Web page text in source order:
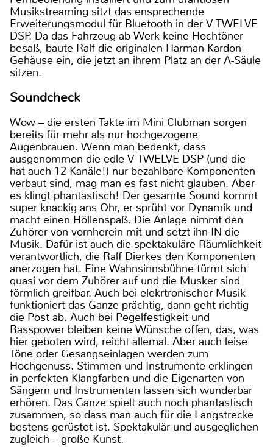
Musikstreaming sitzt das ensprechende
Erweiterungsmodul für Bluetooth in der V TWELVE
DSP. Da das Fahrzeug ab Werk keine Hochtöner
besaß, baute Ralf die originalen Harman-Kardon-
Gehäuse ein, die jetzt an ihrem Platz an der A-Säule
sitzen.
Soundcheck
Wow – die ersten Takte im Mini Clubman sorgen
bereits für mehr als nur hochgezogene
Augenbrauen. Wenn man bedenkt, dass
ausgenommen die edle V TWELVE DSP (und die
hat auch 12 Kanäle!) nur bezahlbare Komponenten
verbaut sind, mag man es fast nicht glauben. Aber
es klingt phantastisch! Der gesamte Sound kommt
super knackig ans Ohr, er sprüht vor Dynamik und
macht einen Höllenspaß. Die Anlage nimmt den
Zuhörer von vornherein mit und setzt ihn IN die
Musik. Dafür ist auch die spektakuläre Räumlichkeit
verantwortlich, die Ralf Dierkes den Komponenten
anerzogen hat. Eine Wahnsinnsbühne türmt sich
quasi vor dem Zuhörer auf und die Musker sind
förmlich greifbar. Auch bei elekrtronischer Musik
funktioniert das Ganze prächtig, dann geht richtig
die Post ab. Auch bei Pegelfestigkeit und
Basspower bleiben keine Wünsche offen, das, was
hier geboten wird, reicht allemal. Aber auch leise
Töne oder Gesangseinlagen werden zum
Hochgenuss. Stimmen und Instrumente erklingen
in perfekten Klangfarben und die Eigenarten von
Sängern und Instrumenten lassen sich wunderbar
erhören. Das Ganze spielt auch noch phantastisch
zusammen, so dass man auch für die Langstrecke
bestens gerüstet ist. Spektakulär und ausgeglichen
zugleich – große Kunst.